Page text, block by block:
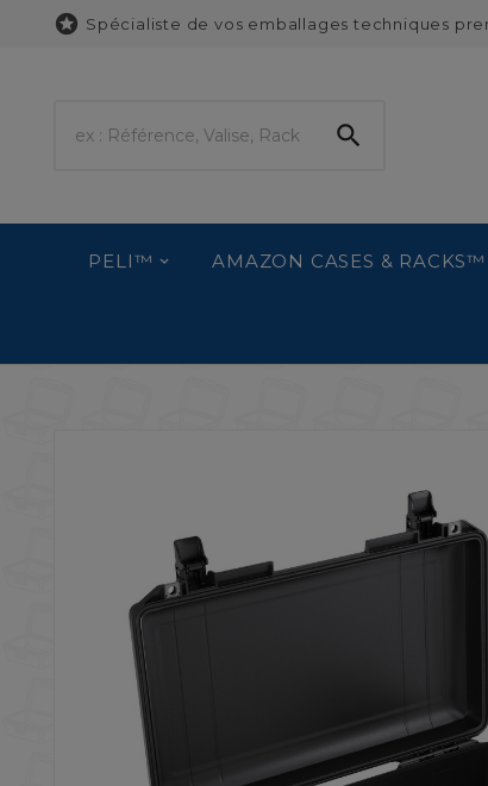
 Spécialiste de vos emballages techniques

PELI™ AMAZON CASES & RACKS™